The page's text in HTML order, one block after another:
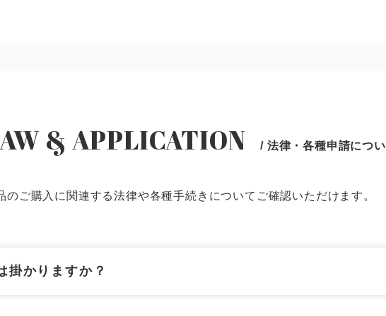
& APPLICATION / 法律・各種申請につ
のご購入に関連する法律や各種手続きについてご確認いただけます。
掛かりますか？